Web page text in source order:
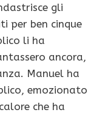
gli
per ben cinque
li ha
ancora,
Manuel ha
emozionato
che ha